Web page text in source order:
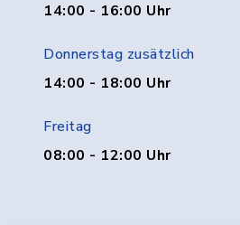
14:00 - 16:00 Uhr
Donnerstag zusätzlich
14:00 - 18:00 Uhr
Freitag
08:00 - 12:00 Uhr